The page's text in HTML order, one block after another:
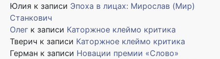
Юлия к записи Эпоха в лицах: Мирослав (Мир)
Станкович
Олег к записи Каторжное клеймо критика
Тверич к записи Каторжное клеймо критика
Герман к записи Новации премии «Слово»